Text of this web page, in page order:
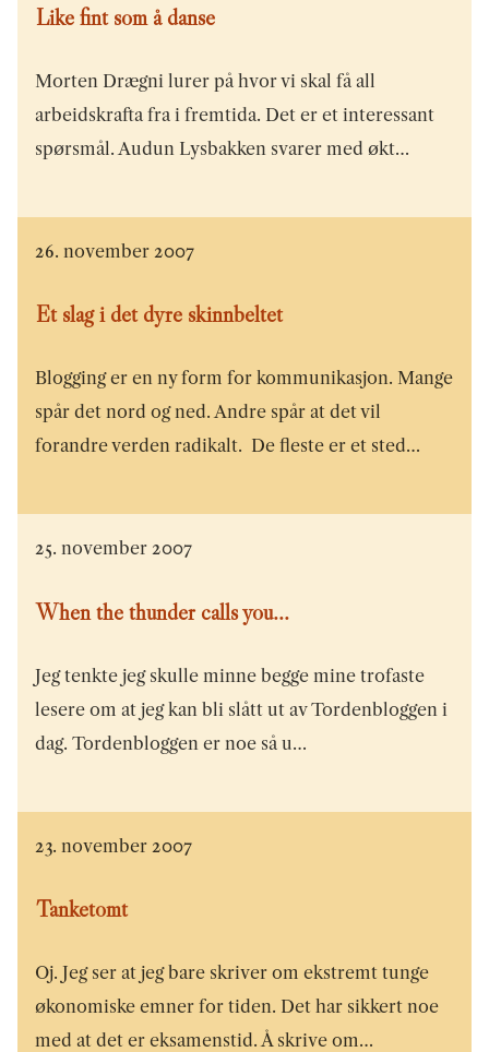
Like fint som å danse
Morten Drægni lurer på hvor vi skal få all
arbeidskrafta fra i fremtida. Det er et interessant
spørsmål. Audun Lysbakken svarer med økt…
26. november 2007
Et slag i det dyre skinnbeltet
Blogging er en ny form for kommunikasjon. Mange
spår det nord og ned. Andre spår at det vil
forandre verden radikalt. De fleste er et sted…
25. november 2007
When the thunder calls you...
Jeg tenkte jeg skulle minne begge mine trofaste
lesere om at jeg kan bli slått ut av Tordenbloggen i
dag. Tordenbloggen er noe så u…
23. november 2007
Tanketomt
Oj. Jeg ser at jeg bare skriver om ekstremt tunge
økonomiske emner for tiden. Det har sikkert noe
med at det er eksamenstid. Å skrive om…